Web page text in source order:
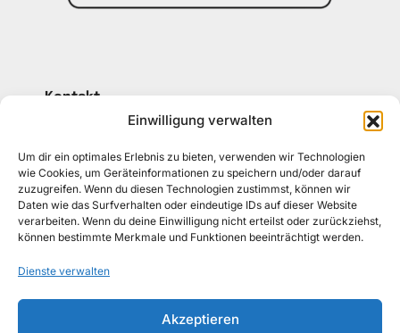
Einwilligung verwalten
Um dir ein optimales Erlebnis zu bieten, verwenden wir Technologien
wie Cookies, um Geräteinformationen zu speichern und/oder darauf
zuzugreifen. Wenn du diesen Technologien zustimmst, können wir
Daten wie das Surfverhalten oder eindeutige IDs auf dieser Website
verarbeiten. Wenn du deine Einwilligung nicht erteilst oder zurückziehst,
können bestimmte Merkmale und Funktionen beeinträchtigt werden.
Dienste verwalten
Akzeptieren
Kontakt
030 30 34 22 77
Unsere Richtlinien
ALLGEMEINE GESCHÄFTSBEDINGUNGEN
WIDERRUFSBELEHRUNG